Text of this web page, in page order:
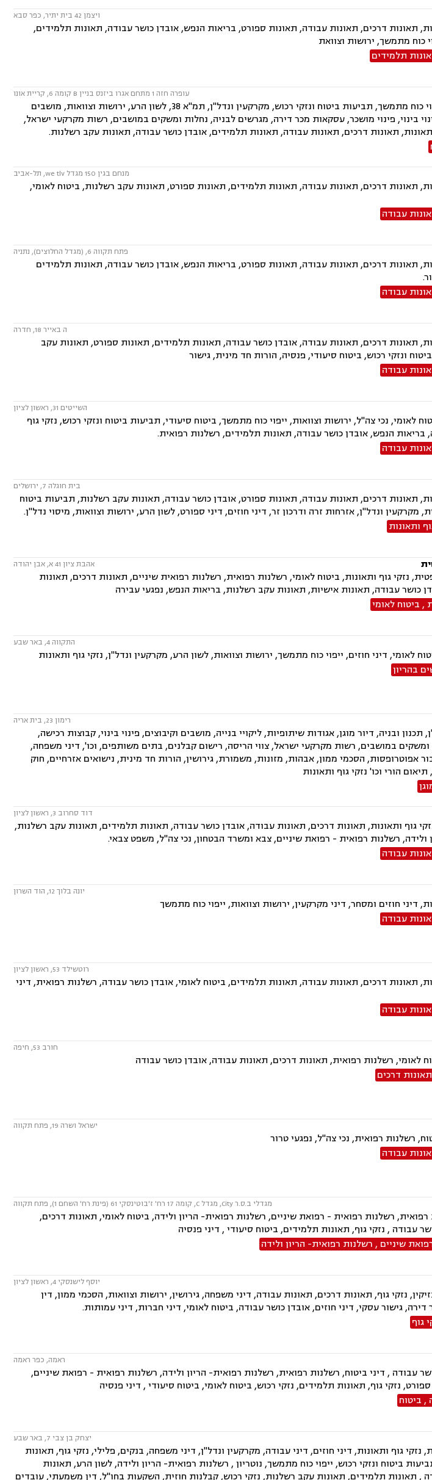
ויצמן 42 בית יתיר, כפר סבא
תאונות דרכים, תאונות עבודה, תאונות ספורט, בריאות הנפש, אובדן כושר עבודה, תאונות תלמידים,
כוח מתמשך, ירושות וצוואת
תלמידים
עופרה חזה 1 מתחם אגרו ביזנס בניין B קומה 6, קריית אונו
המשרד עוסק בתחומים: דיני חוזים, ייפוי כוח מתמשך, תביעות ביטוח ונזקי רכוש, מקרקעין ונדל"ן, תמ"א 38, לשון הרע, ירושות וצוואות, מושבים
בינוי, פינוי מושכר, עסקאות מכר דירה, מגרשים לבניה, נחלות ומשקים במושבים, רשות מקרקעי ישראל,
תאונות דרכים, תאונות עבודה, תאונות תלמידים, אובדן כושר עבודה, תאונות עקב רשלנות.
מנחם בגין 150 מגדל we tlv, תל-אביב
תאונות דרכים, תאונות עבודה, תאונות תלמידים, תאונות ספורט, תאונות עקב רשלנות, ביטוח לאומי,
עבודה
פתח תקווה 6, (מגדל החלוצים), נתניה
תאונות דרכים, תאונות עבודה, תאונות ספורט, בריאות הנפש, אובדן כושר עבודה, תאונות תלמידים
עבודה
ה באייר 18, חדרה
תאונות דרכים, תאונות עבודה, אובדן כושר עבודה, תאונות תלמידים, תאונות ספורט, תאונות עקב
ונזקי רכוש, ביטוח סיעודי, פנסיה, הורות חד מינית, גישור
עבודה
השייטים 31, ראשון לציון
לאומי, נכי צה"ל, ירושות וצוואות, ייפוי כוח מתמשך, ביטוח סיעודי, תביעות ביטוח ונזקי רכוש, נזקי גוף
בריאות הנפש, אובדן כושר עבודה, תאונות תלמידים, רשלנות רפואית.
עבודה
בית חוגלה 7, ירושלים
תאונות דרכים, תאונות עבודה, תאונות ספורט, אובדן כושר עבודה, תאונות עקב רשלנות, תביעות ביטוח
מקרקעין ונדל"ן, אזרחות זרה ודרכון זר, דיני חוזים, דיני ספורט, לשון הרע, ירושות וצוואות, מיסוי נדל"ן.
ותאונות
אהבת ציון 41 א, אבן יהודה
נזקי גוף ותאונות, ביטוח לאומי, רשלנות רפואית, רשלנות רפואית שיניים, תאונות דרכים, תאונות
כושר עבודה, תאונות אישיות, תאונות עקב רשלנות, בריאות הנפש, נפגעי עבירה
, ביטוח לאומי
התקווה 4, באר שבע
לאומי, דיני חוזים, ייפוי כוח מתמשך, ירושות וצוואות, לשון הרע, מקרקעין ונדל"ן, נזקי גוף ותאונות
בהריון
רימון 23, בית אריה
ובניה, דיור מוגן, אגודות שיתופיות, ליקויי בנייה, מושבים וקיבוצים, פינוי בינוי, קבוצות רכישה,
במושבים, רשות מקרקעי ישראל, צווי הריסה, רישום קבלנים, בתים משותפים, וכו', דיני משפחה,
אפוטרופסות, הסכמי ממון, אבהות, מזונות, משמורת, גירושין, הורות חד מינית, נישואים אזרחיים, חוק
הורי וכו' נזקי גוף ותאונות
דוד סחרוב 3, ראשון לציון
גוף ותאונות, תאונות דרכים, תאונות עבודה, אובדן כושר עבודה, תאונות תלמידים, תאונות עקב רשלנות,
ולידה, רשלנות רפואית - רפואת שיניים, צבא ומשרד הבטחון, נכי צה"ל, משפט צבאי.
עבודה
יונה בלוך 12, הוד השרון
דיני חוזים ומסחר, דיני מקרקעין, ירושות וצוואות, ייפוי כוח מתמשך
עבודה
רוטשילד 53, ראשון לציון
תאונות דרכים, תאונות עבודה, תאונות תלמידים, ביטוח לאומי, אובדן כושר עבודה, רשלנות רפואית, דיני
עבודה
חורב 53, חיפה
לאומי, רשלנות רפואית, תאונות דרכים, תאונות עבודה, אובדן כושר עבודה
תאונות דרכים
ישראל ושרה 19, פתח תקווה
רשלנות רפואית, נכי צה"ל, נפגעי טרור
עבודה
מגדלי ב.ס.ר City, מגדל C, קומה 17 רח' ז'בוטינסקי 61 (פינת רח' השחם 1), פתח תקווה
רשלנות רפואית - רפואת שיניים, רשלנות רפואית- הריון ולידה, ביטוח לאומי, תאונות דרכים,
עבודה , נזקי גוף, תאונות תלמידים, ביטוח סיעודי , דיני פנסיה
שיניים , רשלנות רפואית- הריון ולידה
יוסף לישנסקי 4, ראשון לציון
נזקי גוף, תאונות דרכים, תאונות עבודה, דיני משפחה, גירושין, ירושות וצוואות, הסכמי ממון, דין
גישור עסקי, דיני חוזים, אובדן כושר עבודה, ביטוח לאומי, דיני חברות, דיני עמותות.
גוף
ראמה, כפר ראמה
עבודה , דיני ביטוח, רשלנות רפואית, רשלנות רפואית- הריון ולידה, רשלנות רפואית - רפואת שיניים,
נזקי גוף, תאונות תלמידים, נזקי רכוש, ביטוח לאומי, ביטוח סיעודי , דיני פנסיה
, ביטוח
יצחק בן צבי 7, באר שבע
גוף ותאונות, דיני חוזים, דיני עבודה, מקרקעין ונדל"ן, דיני משפחה, בנקים, פלילי, נזקי גוף, תאונות
ביטוח ונזקי רכוש, ייפוי כוח מתמשך, נוטריון , רשלנות רפואית- הריון ולידה, לשון הרע, תאונות
, תאונות תלמידים, תאונות עקב רשלנות, נזקי רכוש, קבלנות חוזית, השקעות בחו"ל, דין משמעתי, עובדים